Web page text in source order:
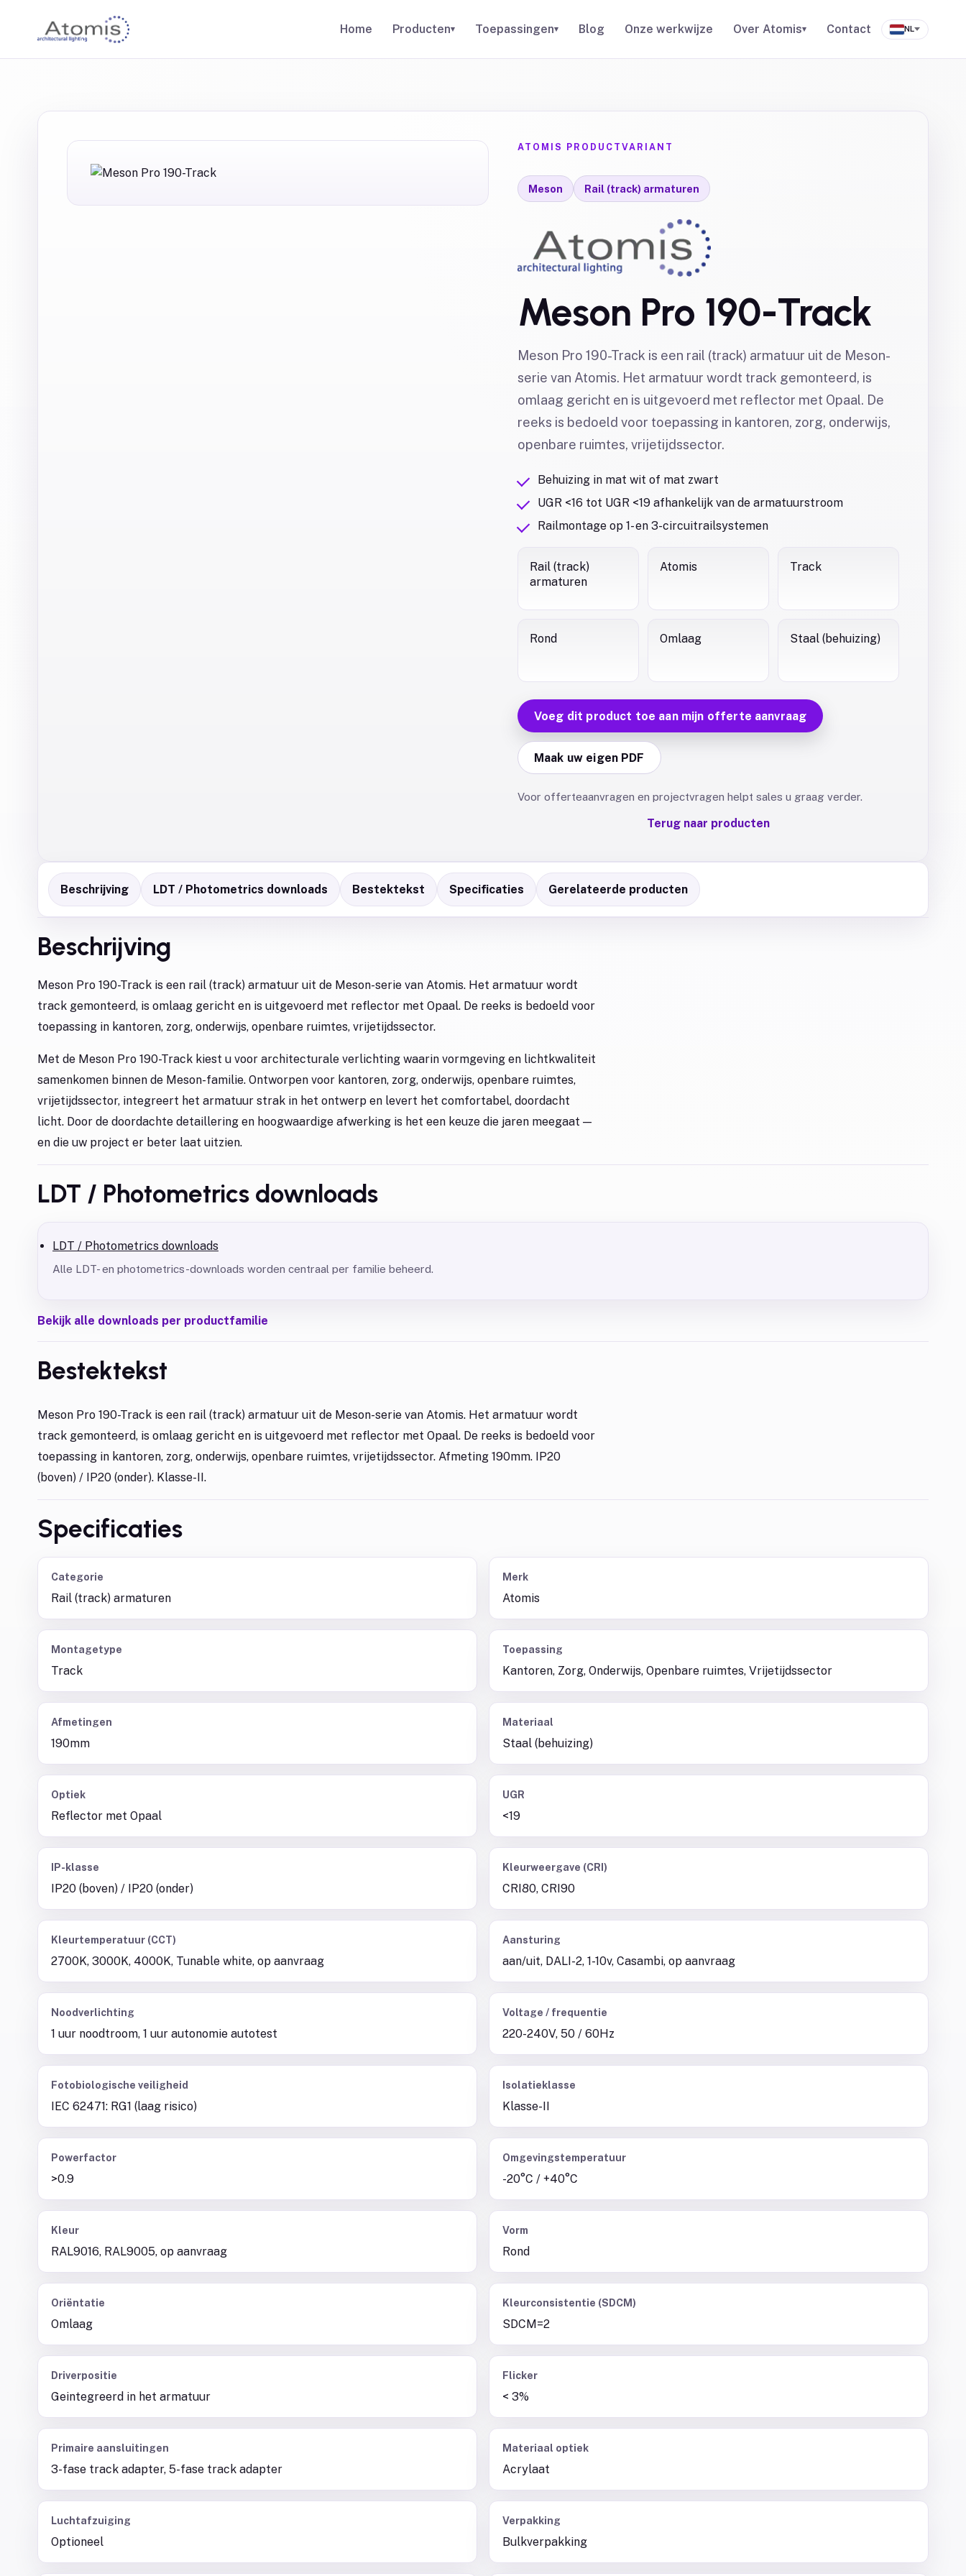
Home Producten▾ Toepassingen▾ Blog Onze werkwijze Over Atomis▾ Contact NL
ATOMIS PRODUCTVARIANT
Meson Rail (track) armaturen
Meson Pro 190-Track
Meson Pro 190-Track is een rail (track) armatuur uit de Meson-
serie van Atomis. Het armatuur wordt track gemonteerd, is
omlaag gericht en is uitgevoerd met reflector met Opaal. De
reeks is bedoeld voor toepassing in kantoren, zorg, onderwijs,
openbare ruimtes, vrijetijdssector.
Behuizing in mat wit of mat zwart
UGR <16 tot UGR <19 afhankelijk van de armatuurstroom
Railmontage op 1- en 3-circuitrailsystemen
Rail (track)
armaturen
Atomis Track
Rond Omlaag Staal (behuizing)
Voeg dit product toe aan mijn offerte aanvraag
Maak uw eigen PDF
Voor offerteaanvragen en projectvragen helpt sales u graag verder.
Terug naar producten
Beschrijving LDT / Photometrics downloads Bestektekst Specificaties Gerelateerde producten
Beschrijving
Meson Pro 190-Track is een rail (track) armatuur uit de Meson-serie van Atomis. Het armatuur wordt
track gemonteerd, is omlaag gericht en is uitgevoerd met reflector met Opaal. De reeks is bedoeld voor
toepassing in kantoren, zorg, onderwijs, openbare ruimtes, vrijetijdssector.
Met de Meson Pro 190-Track kiest u voor architecturale verlichting waarin vormgeving en lichtkwaliteit
samenkomen binnen de Meson-familie. Ontworpen voor kantoren, zorg, onderwijs, openbare ruimtes,
vrijetijdssector, integreert het armatuur strak in het ontwerp en levert het comfortabel, doordacht
licht. Door de doordachte detaillering en hoogwaardige afwerking is het een keuze die jaren meegaat —
en die uw project er beter laat uitzien.
LDT / Photometrics downloads
LDT / Photometrics downloads
Alle LDT- en photometrics-downloads worden centraal per familie beheerd.
Bekijk alle downloads per productfamilie
Bestektekst
Meson Pro 190-Track is een rail (track) armatuur uit de Meson-serie van Atomis. Het armatuur wordt
track gemonteerd, is omlaag gericht en is uitgevoerd met reflector met Opaal. De reeks is bedoeld voor
toepassing in kantoren, zorg, onderwijs, openbare ruimtes, vrijetijdssector. Afmeting 190mm. IP20
(boven) / IP20 (onder). Klasse-II.
Specificaties
Categorie
Rail (track) armaturen
Merk
Atomis
Montagetype
Track
Toepassing
Kantoren, Zorg, Onderwijs, Openbare ruimtes, Vrijetijdssector
Afmetingen
190mm
Materiaal
Staal (behuizing)
Optiek
Reflector met Opaal
UGR
<19
IP-klasse
IP20 (boven) / IP20 (onder)
Kleurweergave (CRI)
CRI80, CRI90
Kleurtemperatuur (CCT)
2700K, 3000K, 4000K, Tunable white, op aanvraag
Aansturing
aan/uit, DALI-2, 1-10v, Casambi, op aanvraag
Noodverlichting
1 uur noodtroom, 1 uur autonomie autotest
Voltage / frequentie
220-240V, 50 / 60Hz
Fotobiologische veiligheid
IEC 62471: RG1 (laag risico)
Isolatieklasse
Klasse-II
Powerfactor
>0.9
Omgevingstemperatuur
-20°C / +40°C
Kleur
RAL9016, RAL9005, op aanvraag
Vorm
Rond
Oriëntatie
Omlaag
Kleurconsistentie (SDCM)
SDCM=2
Driverpositie
Geintegreerd in het armatuur
Flicker
< 3%
Primaire aansluitingen
3-fase track adapter, 5-fase track adapter
Materiaal optiek
Acrylaat
Luchtafzuiging
Optioneel
Verpakking
Bulkverpakking